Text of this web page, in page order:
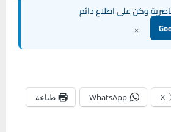
وكن على اطلاع دائم
×
X
WhatsApp طباعة